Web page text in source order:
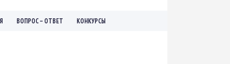
ВОПРОС – ОТВЕТ КОНКУРСЫ